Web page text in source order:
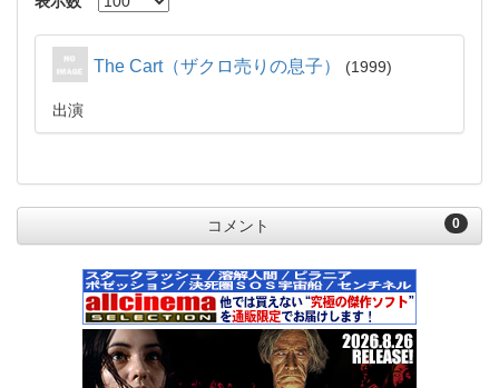
The Cart（ザクロ売りの息子） 1999
出演
0
コメント